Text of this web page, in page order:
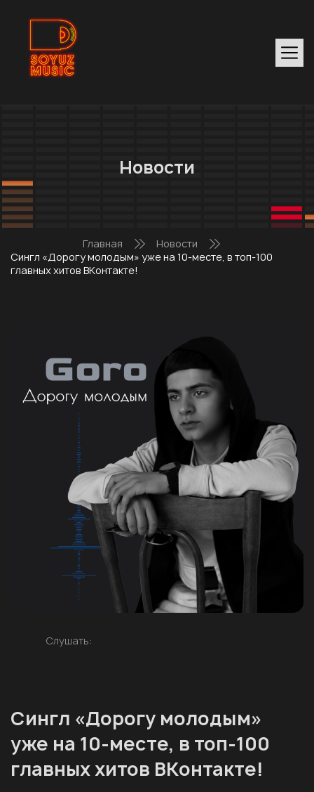
Новости
Главная
Новости
Сингл «Дорогу молодым» уже на 10-месте, в топ-100
главных хитов ВKонтакте!
Слушать:
Сингл «Дорогу молодым»
уже на 10-месте, в топ-100
главных хитов ВKонтакте!